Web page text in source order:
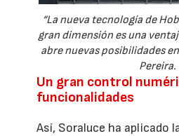
“La nueva tecnología de
gran dimensión es una
abre nuevas posibilidades
Pereira.
Un gran control
funcionalidades
Así, Soraluce ha aplicado